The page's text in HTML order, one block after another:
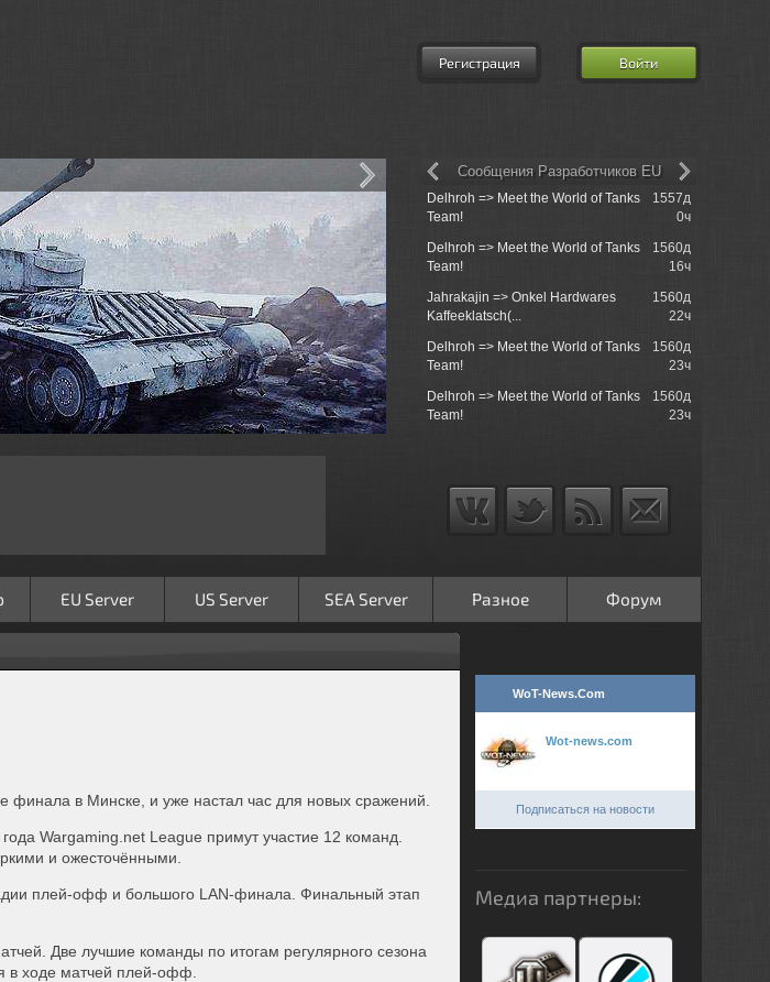
Регистрация Войти
Delhroh => Meet the World of Tanks
Team!
1557д
0ч
Delhroh => Meet the World of Tanks
Team!
1560д
16ч
Jahrakajin => Onkel Hardwares
Kaffeeklatsch(...
1560д
22ч
Delhroh => Meet the World of Tanks
Team!
1560д
23ч
Delhroh => Meet the World of Tanks
Team!
1560д
23ч
Сообщения Разработчиков EU
EU Server US Server SEA Server Разное Форум
в Минске, и уже настал час для новых сражений.
Wargaming net League примут участие 12 команд.
и ожесточёнными.
плей-офф и большого LAN-финала. Финальный этап
Две лучшие команды по итогам регулярного сезона
в ходе матчей плей-офф.
WoT-News.Com
Wot-news.com
Подписаться на новости
Медиа партнеры: